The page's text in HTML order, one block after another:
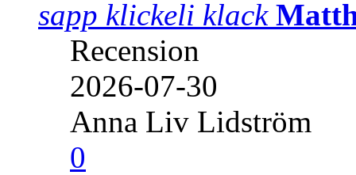
sapp klickeli klack
Recension
2026-07-30
Anna Liv Lidström
0